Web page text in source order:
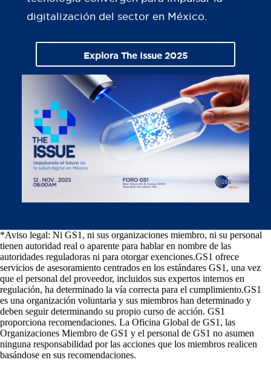
digitalización del sector en México.
Explora The Issue 2025
*Aviso legal: Ni GS1, ni sus organizaciones miembro, ni su personal
tienen autoridad real o aparente para hablar en nombre de las
autoridades reguladoras ni para otorgar exenciones.GS1 ofrece
servicios de asesoramiento centrados en los estándares GS1, una vez
que el personal del proveedor, incluidos sus expertos internos en
regulación, ha determinado la vía correcta para el cumplimiento.GS1
es una organización voluntaria y sus miembros han determinado y
deben seguir determinando su propio curso de acción. GS1
proporciona recomendaciones. La Oficina Global de GS1, las
Organizaciones Miembro de GS1 y el personal de GS1 no asumen
ninguna responsabilidad por las acciones que los miembros realicen
basándose en sus recomendaciones.